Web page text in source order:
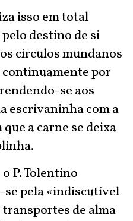
isso em total
destino de si
círculos mundanos
continuamente por
se aos
escrivaninha com a
a carne se deixa
P. Tolentino
pela «indiscutível
de alma